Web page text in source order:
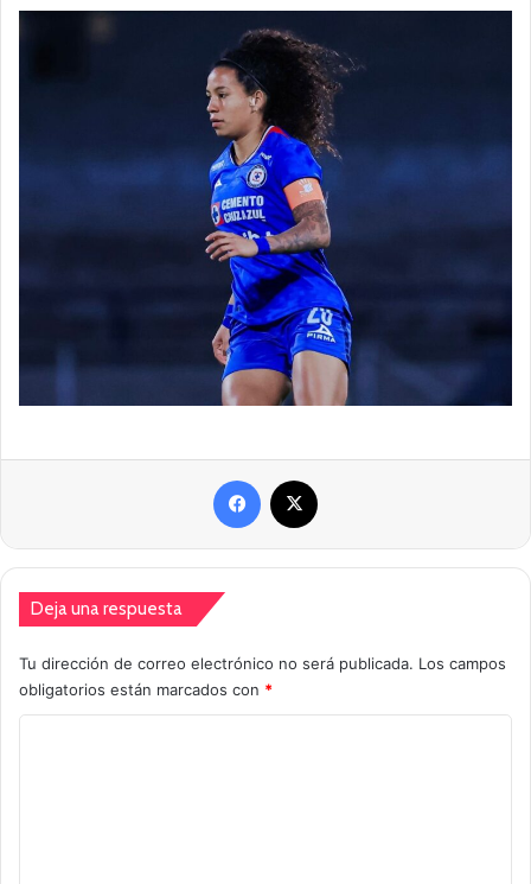
Facebook
Deja una respuesta
Tu dirección de correo electrónico no será publicada. Los campos
obligatorios están marcados con *